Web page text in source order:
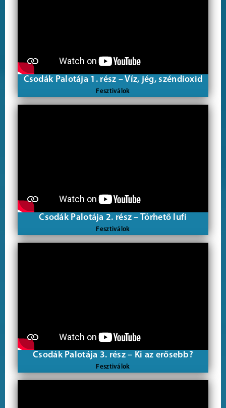
Csodák Palotája 1. rész – Víz, jég, széndioxid
Fesztiválok
Csodák Palotája 2. rész – Törhető lufi
Fesztiválok
Csodák Palotája 3. rész – Ki az erősebb?
Fesztiválok